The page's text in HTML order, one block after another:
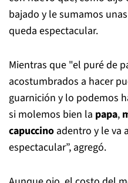
bajado y le sumamos
queda espectacular.
Mientras que "el puré de
acostumbrados a hacer
guarnición y lo podemos
si molemos bien la papa,
capuccino adentro y le va
espectacular”, agregó.